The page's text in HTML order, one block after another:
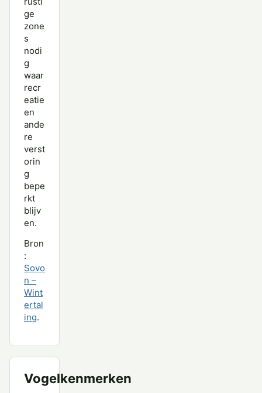
ge
zone
s
nodi
g
waar
recr
eatie
en
ande
re
verst
orin
g
bepe
rkt
blijv
en.
Bron
:
Sovo
n –
Wint
ertal
ing.
Vogelkenmerken